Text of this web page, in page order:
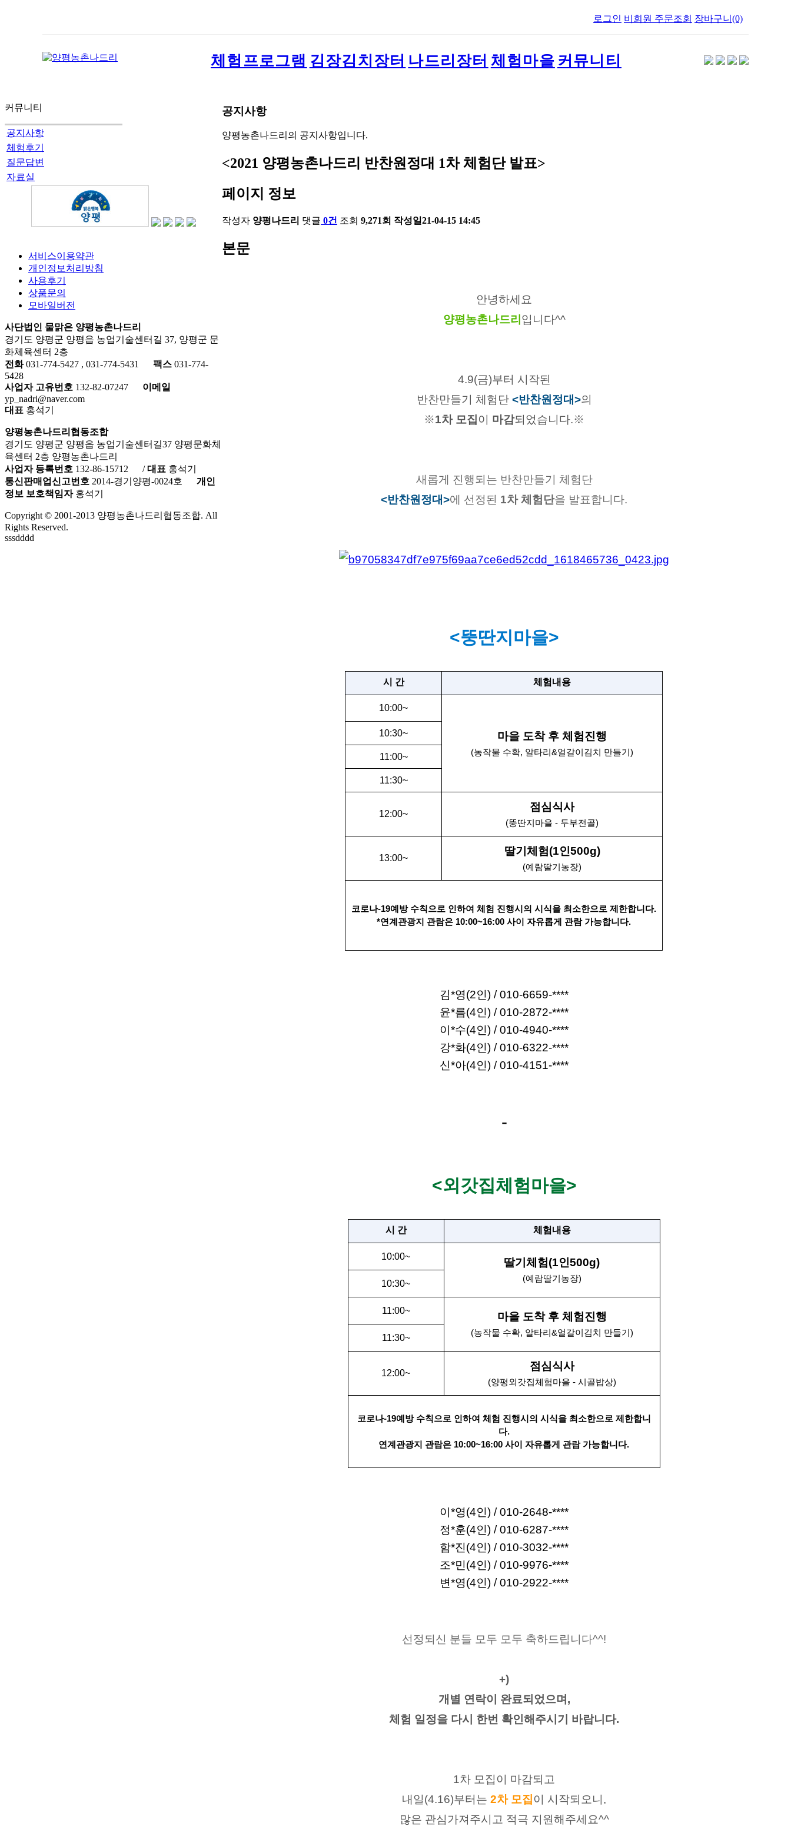
로그인 비회원 주문조회 장바구니(0)
체험프로그램 김장김치장터 나드리장터 체험마을 커뮤니티
커뮤니티
공지사항
체험후기
질문답변
자료실
공지사항
양평농촌나드리의 공지사항입니다.
<2021 양평농촌나드리 반찬원정대 1차 체험단 발표>
페이지 정보
작성자 양평나드리 댓글 0건 조회 9,271회 작성일21-04-15 14:45
본문
안녕하세요
양평농촌나드리 입니다^^
4.9(금)부터 시작된
반찬만들기 체험단 <반찬원정대>의
※1차 모집 이 마감되었습니다.※
새롭게 진행되는 반찬만들기 체험단
<반찬원정대>에 선정된 1차 체험단을 발표합니다.
<뚱딴지마을>
시 간 체험내용
10:00~
마을 도착 후 체험진행
(농작물 수확, 알타리&얼갈이김치 만들기)
10:30~
11:00~
11:30~
12:00~
점심식사
(뚱딴지마을 - 두부전골)
13:00~
딸기체험(1인500g)
(예람딸기농장)
코로나-19예방 수칙으로 인하여 체험 진행시의 시식을 최소한으로 제한합니다.
*연계관광지 관람은 10:00~16:00 사이 자유롭게 관람 가능합니다.
김*영(2인) / 010-6659-****
윤*름(4인) / 010-2872-****
이*수(4인) / 010-4940-****
강*화(4인) / 010-6322-****
신*아(4인) / 010-4151-****
-
<외갓집체험마을>
시 간 체험내용
10:00~ 딸기체험(1인500g)
(예람딸기농장)
10:30~
11:00~ 마을 도착 후 체험진행
(농작물 수확, 알타리&얼갈이김치 만들기)
11:30~
12:00~
점심식사
(양평외갓집체험마을 - 시골밥상)
코로나-19예방 수칙으로 인하여 체험 진행시의 시식을 최소한으로 제한합니
다.
연계관광지 관람은 10:00~16:00 사이 자유롭게 관람 가능합니다.
이*영(4인) / 010-2648-****
정*훈(4인) / 010-6287-****
함*진(4인) / 010-3032-****
조*민(4인) / 010-9976-****
변*영(4인) / 010-2922-****
선정되신 분들 모두 모두 축하드립니다^^!
+)
개별 연락이 완료되었으며,
체험 일정을 다시 한번 확인해주시기 바랍니다.
1차 모집이 마감되고
내일(4.16)부터는 2차 모집이 시작되오니,
많은 관심가져주시고 적극 지원해주세요^^
서비스이용약관
개인정보처리방침
사용후기
상품문의
모바일버전
사단법인 물맑은 양평농촌나드리
경기도 양평군 양평읍 농업기술센터길 37, 양평군 문
화체육센터 2층
전화031-774-5427 , 031-774-5431 팩스 031-774-
5428
사업자 고유번호 132-82-07247
이메일
yp_nadri@naver.com
대표 홍석기
양평농촌나드리협동조합
경기도 양평군 양평읍 농업기술센터길37 양평문화체
육센터 2층 양평농촌나드리
사업자 등록번호 132-86-15712 /대표 홍석기
통신판매업신고번호 2014-경기양평-0024호
개인
정보 보호책임자홍석기
Copyright © 2001-2013 양평농촌나드리협동조합. All
Rights Reserved.
sssdddd